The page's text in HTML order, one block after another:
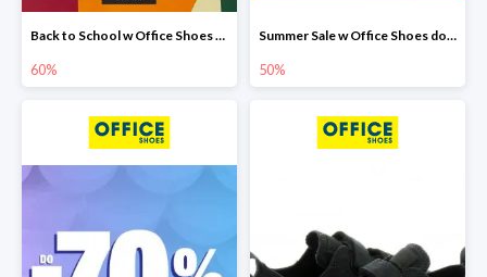
Back to School w Office Shoes do -60%
60%
Summer Sale w Office Shoes do -50%
50%